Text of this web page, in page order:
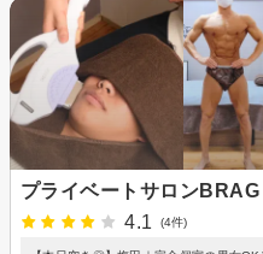
プライベートサロンBRAG
4.1
(4件)